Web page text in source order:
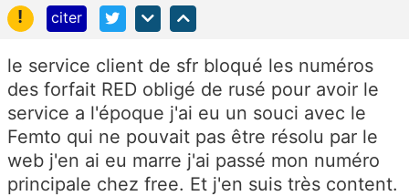
!
citer
le service client de sfr bloqué les numéros
des forfait RED obligé de rusé pour avoir le
service a l'époque j'ai eu un souci avec le
Femto qui ne pouvait pas être résolu par le
web j'en ai eu marre j'ai passé mon numéro
principale chez free. Et j'en suis très content.